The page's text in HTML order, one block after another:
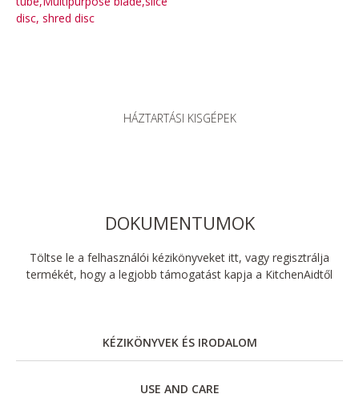
disc, shred disc
HÁZTARTÁSI KISGÉPEK
DOKUMENTUMOK
Töltse le a felhasználói kézikönyveket itt, vagy regisztrálja
termékét, hogy a legjobb támogatást kapja a KitchenAidtől
KÉZIKÖNYVEK ÉS IRODALOM
USE AND CARE